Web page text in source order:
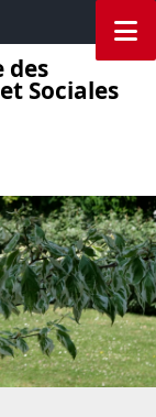
des
Sociales